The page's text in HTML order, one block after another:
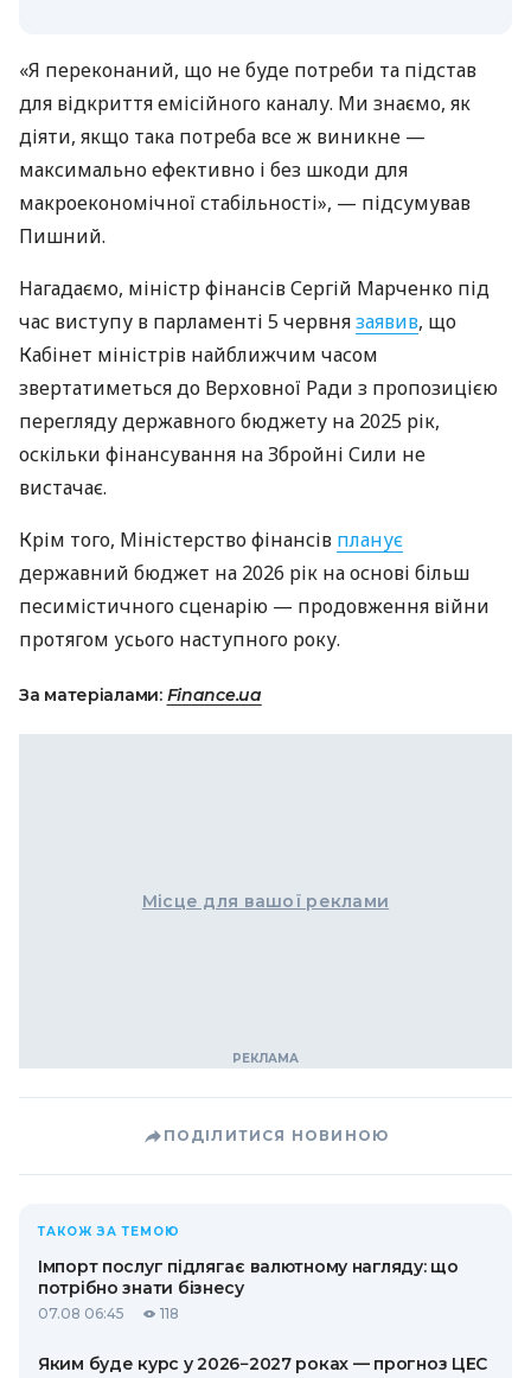
«Я переконаний, що не буде потреби та підстав
для відкриття емісійного каналу. Ми знаємо, як
діяти, якщо така потреба все ж виникне —
максимально ефективно і без шкоди для
макроекономічної стабільності», — підсумував
Пишний.
Нагадаємо, міністр фінансів Сергій Марченко під
час виступу в парламенті 5 червнязаявив, що
Кабінет міністрів найближчим часом
звертатиметься до Верховної Ради з пропозицією
перегляду державного бюджету на 2025 рік,
оскільки фінансування на Збройні Сили не
вистачає.
Крім того, Міністерство фінансів планує
державний бюджет на 2026 рік на основі більш
песимістичного сценарію — продовження війни
протягом усього наступного року.
За матеріалами: Finance.ua
Місце для вашої реклами
ПОДІЛИТИСЯ НОВИНОЮ
ТАКОЖ ЗА ТЕМОЮ
Імпорт послуг підлягає валютному нагляду: що
потрібно знати бізнесу
07.08 06:45 118
Яким буде курс у 2026−2027 роках — прогноз ЦЕС